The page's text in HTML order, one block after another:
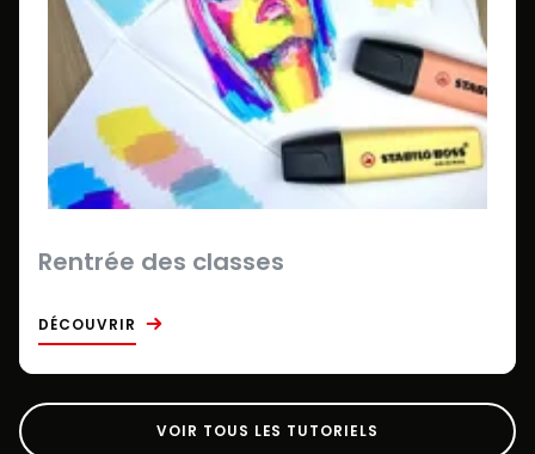
Rentrée des classes
DÉCOUVRIR
VOIR TOUS LES TUTORIELS